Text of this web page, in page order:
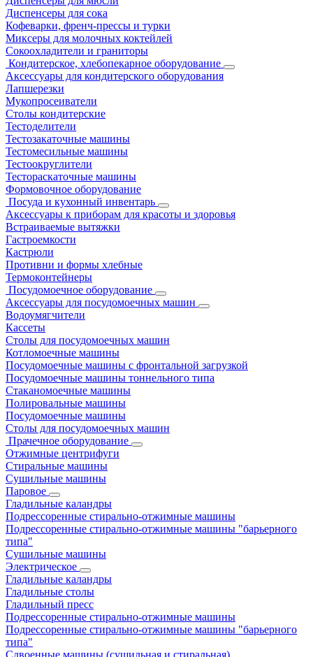
Диспенсеры для сока
Кофеварки, френч-прессы и турки
Миксеры для молочных коктейлей
Сокоохладители и граниторы
Кондитерское, хлебопекарное оборудование
Аксессуары для кондитерского оборудования
Лапшерезки
Мукопросеиватели
Столы кондитерские
Тестоделители
Тестозакаточные машины
Тестомесильные машины
Тестоокруглители
Тестораскаточные машины
Формовочное оборудование
Посуда и кухонный инвентарь
Аксессуары к приборам для красоты и здоровья
Встраиваемые вытяжки
Гастроемкости
Кастрюли
Противни и формы хлебные
Термоконтейнеры
Посудомоечное оборудование
Аксессуары для посудомоечных машин
Водоумягчители
Кассеты
Столы для посудомоечных машин
Котломоечные машины
Посудомоечные машины с фронтальной загрузкой
Посудомоечные машины тоннельного типа
Стаканомоечные машины
Полировальные машины
Посудомоечные машины
Столы для посудомоечных машин
Прачечное оборудование
Отжимные центрифуги
Стиральные машины
Сушильные машины
Паровое
Гладильные каландры
Подрессоренные стирально-отжимные машины
Подрессоренные стирально-отжимные машины "барьерного
типа"
Сушильные машины
Электрическое
Гладильные каландры
Гладильные столы
Гладильный пресс
Подрессоренные стирально-отжимные машины
Подрессоренные стирально-отжимные машины "барьерного
типа"
Сдвоенные машины (сушильная и стиральная)